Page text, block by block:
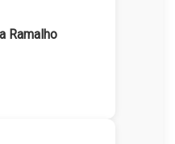
Ramalho